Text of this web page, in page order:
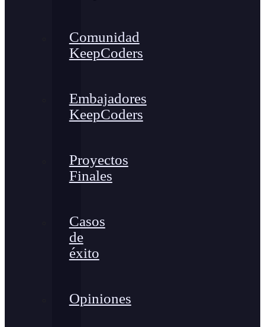
Comunidad
KeepCoders
Embajadores
KeepCoders
Proyectos
Finales
Casos
de
éxito
Opiniones